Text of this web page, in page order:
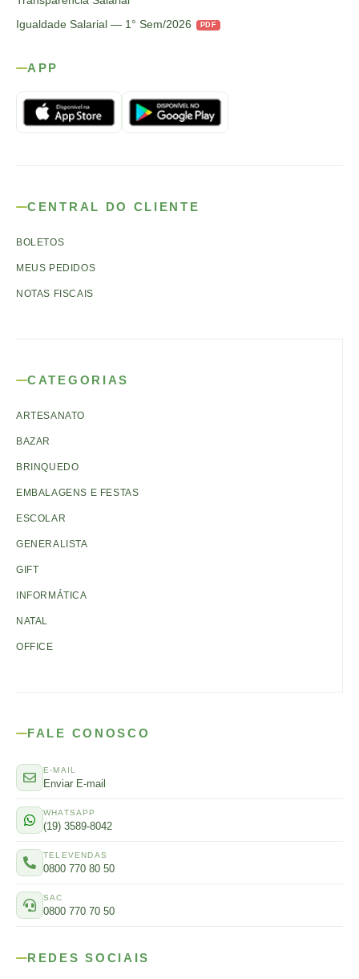
Igualdade Salarial — 1° Sem/2026
PDF
APP
CENTRAL DO CLIENTE
BOLETOS
MEUS PEDIDOS
NOTAS FISCAIS
CATEGORIAS
ARTESANATO
BAZAR
BRINQUEDO
EMBALAGENS E FESTAS
ESCOLAR
GENERALISTA
GIFT
INFORMÁTICA
NATAL
OFFICE
FALE CONOSCO
E-MAIL
Enviar E-mail
WHATSAPP
(19) 3589-8042
TELEVENDAS
0800 770 80 50
SAC
0800 770 70 50
REDES SOCIAIS